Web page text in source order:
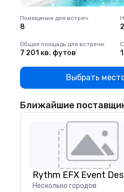
Помещения для встреч:
8
Общая площадь для встречи:
7 201 кв. футов
Выбрать
Ближайшие
Несколько городов